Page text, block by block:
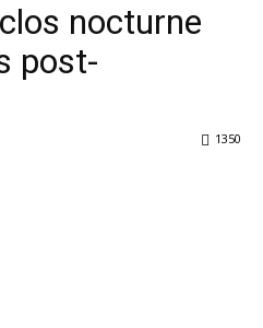
nocturne
post-
1350